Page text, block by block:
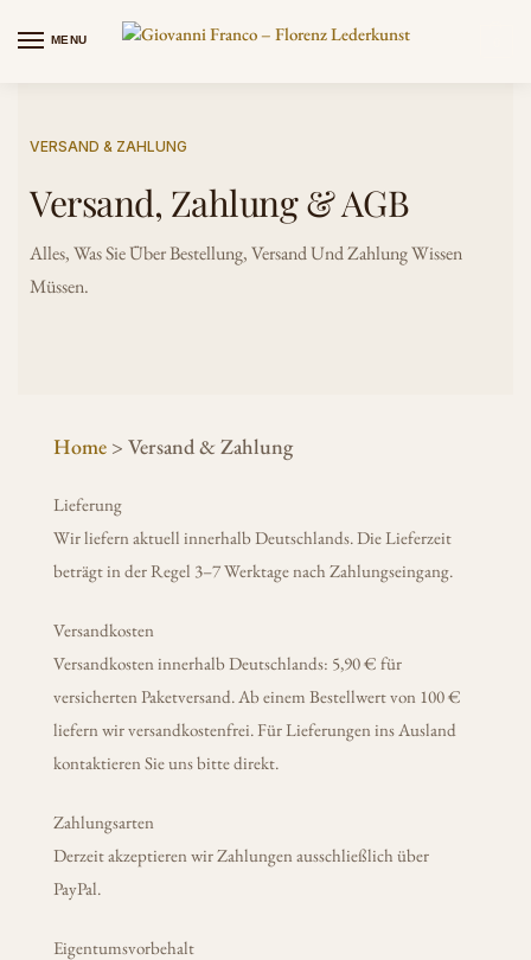
MENU
VERSAND & ZAHLUNG
Versand, Zahlung & AGB
Alles, Was Sie Über Bestellung, Versand Und Zahlung Wissen
Müssen.
Home > Versand & Zahlung
Lieferung
Wir liefern aktuell innerhalb Deutschlands. Die Lieferzeit
beträgt in der Regel 3–7 Werktage nach Zahlungseingang.
Versandkosten
Versandkosten innerhalb Deutschlands: 5,90 € für
versicherten Paketversand. Ab einem Bestellwert von 100 €
liefern wir versandkostenfrei. Für Lieferungen ins Ausland
kontaktieren Sie uns bitte direkt.
Zahlungsarten
Derzeit akzeptieren wir Zahlungen ausschließlich über
PayPal.
Eigentumsvorbehalt